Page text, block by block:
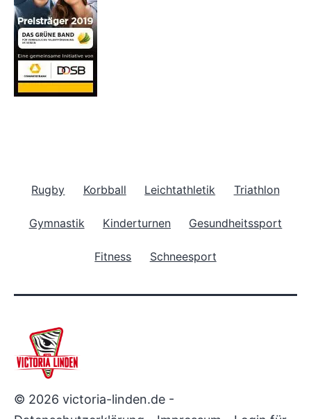
Rugby Korbball Leichtathletik Triathlon
Gymnastik Kinderturnen Gesundheitssport
Fitness Schneesport
© 2026 victoria-linden.de -